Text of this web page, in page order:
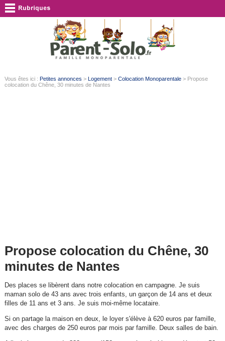
Vous êtes ici : Petites annonces > Logement> Colocation Monoparentale> Propose
colocation du Chêne, 30 minutes de Nantes
Propose colocation du Chêne, 30
minutes de Nantes
Des places se libèrent dans notre colocation en campagne. Je suis
maman solo de 43 ans avec trois enfants, un garçon de 14 ans et deux
filles de 11 ans et 3 ans. Je suis moi-même locataire.
Si on partage la maison en deux, le loyer s'élève à 620 euros par famille,
avec des charges de 250 euros par mois par famille. Deux salles de bain.